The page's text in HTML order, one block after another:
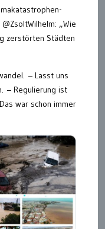
„Wie
zerstörten Städten
– Lasst uns
– Regulierung ist
war schon immer